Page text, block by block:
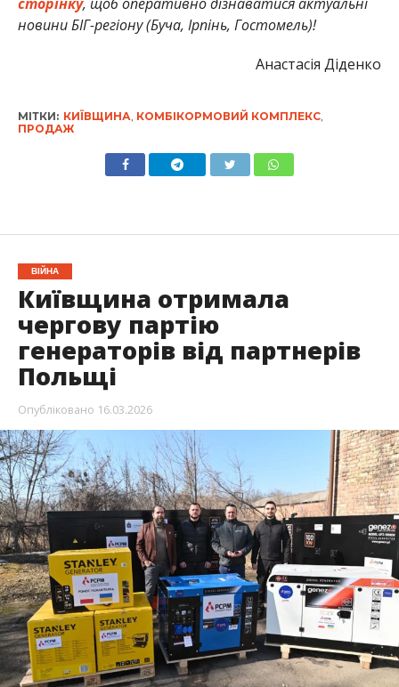
новини БІГ-регіону (Буча, Ірпінь, Гостомель)!
Анастасія Діденко
МІТКИ: КИЇВЩИНА, КОМБІКОРМОВИЙ КОМПЛЕКС,
ПРОДАЖ
ВІЙНА
Київщина отримала
чергову партію
генераторів від партнерів
Польщі
Опубліковано 16.03.2026